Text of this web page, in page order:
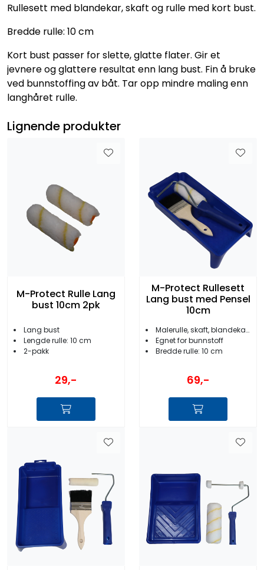
Rullesett med blandekar, skaft og rulle med kort bust.
Bredde rulle: 10 cm
Kort bust passer for slette, glatte flater. Gir et
jevnere og glattere resultat enn lang bust. Fin å bruke
ved bunnstoffing av båt. Tar opp mindre maling enn
langhåret rulle.
Lignende produkter
M-Protect Rulle Lang
bust 10cm 2pk
Lang bust
Lengde rulle: 10 cm
2-pakk
29,-
M-Protect Rullesett
Lang bust med Pensel
10cm
Malerulle, skaft, blandekar, pensel
Egnet for bunnstoff
Bredde rulle: 10 cm
69,-